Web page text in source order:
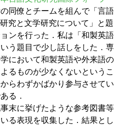
同僚とチームを組んで「言語
究と文学研究について」と題
ンを行った．私は「和製英語
う題目で少し話しをした．専
において和製英語や外来語の
るものが少なくないというこ
らわずかばかり参与させてい
る．
末に挙げたような参考図書等
る表現を収集した．結果とし